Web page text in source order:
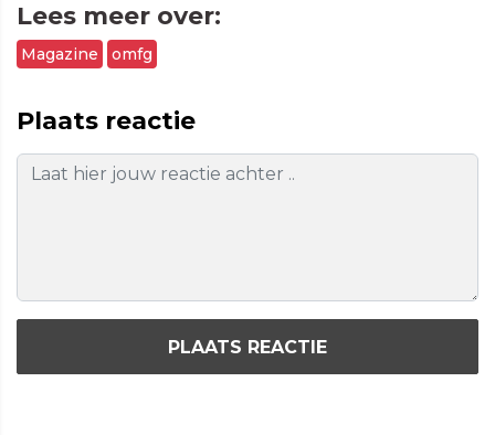
Lees meer over:
Magazine omfg
Plaats reactie
PLAATS REACTIE